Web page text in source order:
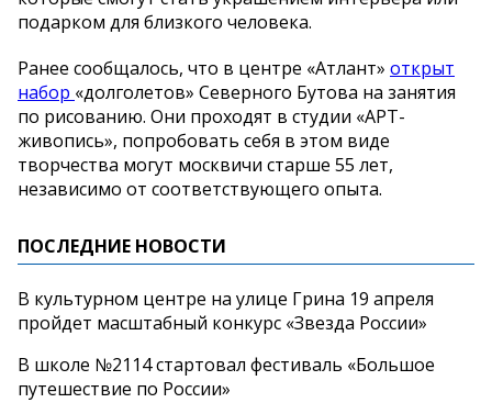
подарком для близкого человека.
Ранее сообщалось, что в центре «Атлант» открыт
набор «долголетов» Северного Бутова на занятия
по рисованию. Они проходят в студии «АРТ-
живопись», попробовать себя в этом виде
творчества могут москвичи старше 55 лет,
независимо от соответствующего опыта.
ПОСЛЕДНИЕ НОВОСТИ
В культурном центре на улице Грина 19 апреля
пройдет масштабный конкурс «Звезда России»
В школе №2114 стартовал фестиваль «Большое
путешествие по России»